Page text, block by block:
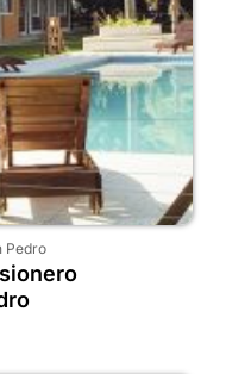
Pedro